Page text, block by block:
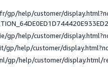
gp/help/customer/
gp/help/customer/
gp/help/customer/
gp/help/customer/display.html/